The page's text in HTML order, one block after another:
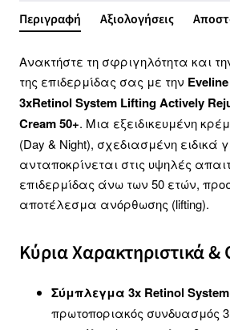
Περιγραφή Αξιολογήσεις
Ανακτήστε τη σφριγηλότητα και
της επιδερμίδας σας με την
3xRetinol System Lifting Actively
Cream 50+. Μια εξειδικευμένη
(Day & Night), σχεδιασμένη ειδικά
ανταποκρίνεται στις υψηλές
επιδερμίδας άνω των 50 ετών,
αποτέλεσμα ανόρθωσης (lifting).
Κύρια Χαρακτηριστικά
Σύμπλεγμα 3x Retinol
πρωτοποριακός συνδυασμός